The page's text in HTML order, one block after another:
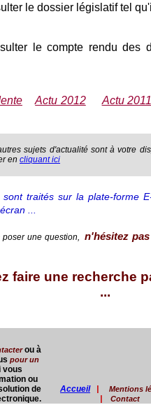
le dossier législatif tel
le compte rendu
Actu 2012
Actu
sujets d'actualité sont à votre
en cliquant ici
traités sur la plate-forme
...
une question,
n'hésitez
faire une recherche
...
ou à
pour un
vous
ou
de
Accueil Mentions
Contact